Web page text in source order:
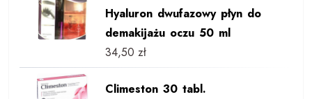
Hyaluron dwufazowy płyn do
demakijażu oczu 50 ml
34,50 zł
Climeston 30 tabl.